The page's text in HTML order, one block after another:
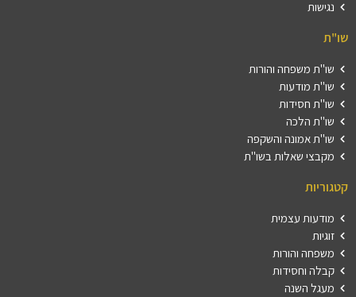
נגישות
שו"ת
שו"ת משפחה והורות
שו"ת מודעות
שו"ת חסידות
שו"ת הלכה
שו"ת אמונה והשקפה
מקבצי שאלות בשו"ת
קטגוריות
מודעות עצמית
זוגיות
משפחה והורות
קבלה וחסידות
מעגל השנה